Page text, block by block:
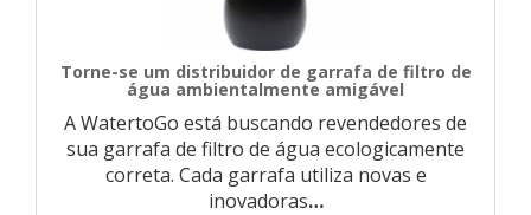
Torne-se um distribuidor de garrafa de filtro de
água ambientalmente amigável
A WatertoGo está buscando revendedores de
sua garrafa de filtro de água ecologicamente
correta. Cada garrafa utiliza novas e
inovadoras…